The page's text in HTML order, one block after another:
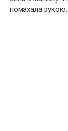
помахала рукою.